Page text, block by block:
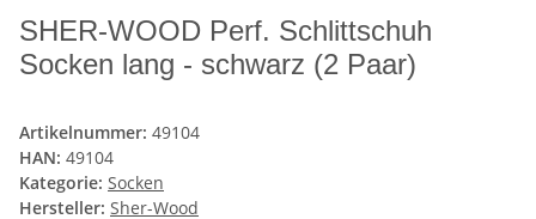
SHER-WOOD Perf. Schlittschuh
Socken lang - schwarz (2 Paar)
Artikelnummer: 49104
HAN: 49104
Kategorie: Socken
Hersteller: Sher-Wood